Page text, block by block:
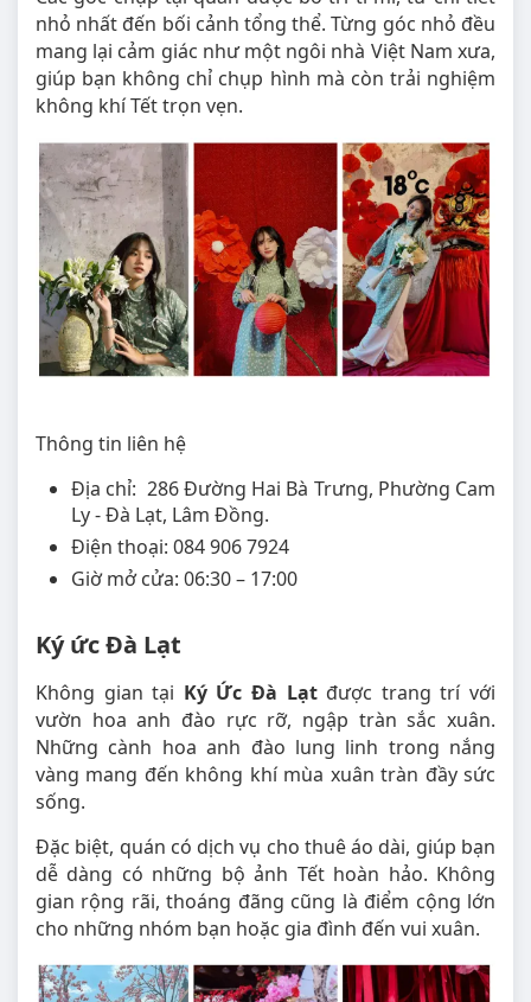
nhỏ nhất đến bối cảnh tổng thể. Từng góc nhỏ đều
mang lại cảm giác như một ngôi nhà Việt Nam xưa,
giúp bạn không chỉ chụp hình mà còn trải nghiệm
không khí Tết trọn vẹn.
Thông tin liên hệ
Địa chỉ: 286 Đường Hai Bà Trưng, Phường Cam
Ly - Đà Lạt, Lâm Đồng.
Điện thoại: 084 906 7924
Giờ mở cửa: 06:30 – 17:00
Ký ức Đà Lạt
Không gian tại Ký Ức Đà Lạt được trang trí với
vườn hoa anh đào rực rỡ, ngập tràn sắc xuân.
Những cành hoa anh đào lung linh trong nắng
vàng mang đến không khí mùa xuân tràn đầy sức
sống.
Đặc biệt, quán có dịch vụ cho thuê áo dài, giúp bạn
dễ dàng có những bộ ảnh Tết hoàn hảo. Không
gian rộng rãi, thoáng đãng cũng là điểm cộng lớn
cho những nhóm bạn hoặc gia đình đến vui xuân.